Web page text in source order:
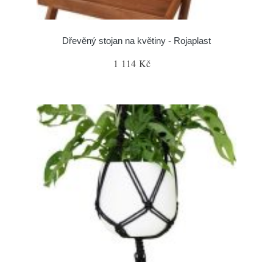
Dřevěný stojan na květiny - Rojaplast
1 114 Kč